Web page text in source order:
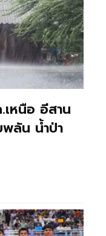
หนือ อีสาน
ลัน น้ำป่า